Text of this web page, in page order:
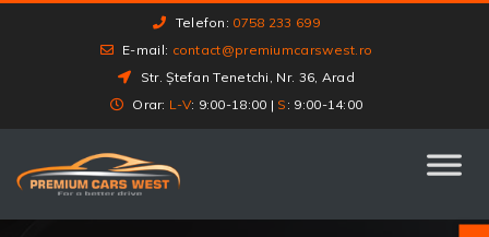
Telefon: 0758 233 699
E-mail: contact@premiumcarswest.ro
Str. Ștefan Tenetchi, Nr. 36, Arad
Orar: L-V: 9:00-18:00 | S : 9:00-14:00